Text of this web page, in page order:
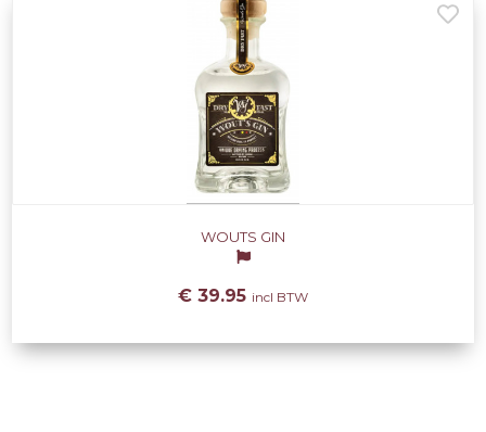
WOUTS GIN
€ 39.95 incl BTW